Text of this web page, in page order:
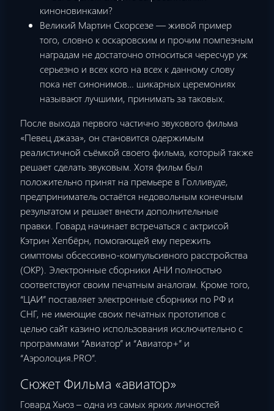
киноновинками?
Великий Мартин Скорсезе — живой пример
того, словно к оскаровским и прочим помпезным
наградам не достаточно относиться чересчур уж
серьезно и всех кого на всех к данному слову
пока нет синонимов… шикарных церемониях
называют лучшими, принимать за таковых.
После выхода первого частично звукового фильма
«Певец джаза», он становится одержимым
реалистичной съёмкой своего фильма, который также
решает сделать звуковым. Хотя фильм был
положительно принят на премьере в Голливуде,
предприниматель остаётся недовольным конечным
результатом и решает внести дополнительные
правки. Говард начинает встречаться с актрисой
Кэтрин Хепбёрн, помогающей ему пережить
симптомы обсессивно-компульсивного расстройства
(ОКР). Электронные сборники АНИ полностью
соответствуют своим печатным аналогам. Кроме того,
“ЦАИ” поставляет электронные сборники по РФ и
СНГ, не имеющие своих печатных прототипов с
целью сайт казино использования исключительно с
программами “Авиатор” и “Авиатор+” и
“Аэролоция.PRO”.
Сюжет Фильма «авиатор»
Говард Хьюз – одна из самых ярких личностей